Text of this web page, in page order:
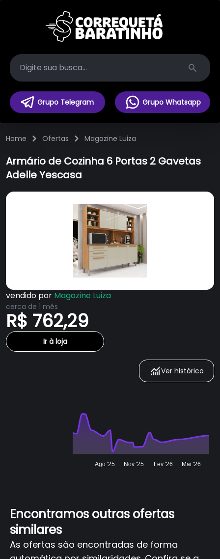
Search
Grupo Telegram Grupo Whatsapp
Home Ofertas Magazine Luiza
Armário de Cozinha 6 Portas 2 Gavetas
Adelle Yescasa
vendido por Magazine Luiza
cerca de 1 mês
R$ 762,29
Ir à loja
Ver histórico
Ago '25 Nov '25 Fev '26 Mai '26
Encontramos outras ofertas
similares
As ofertas são encontradas de forma